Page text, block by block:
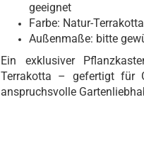
geeignet
Farbe: Natur-Terrakotta
Außenmaße: bitte
Ein exklusiver
Terrakotta – gefertigt für
anspruchsvolle